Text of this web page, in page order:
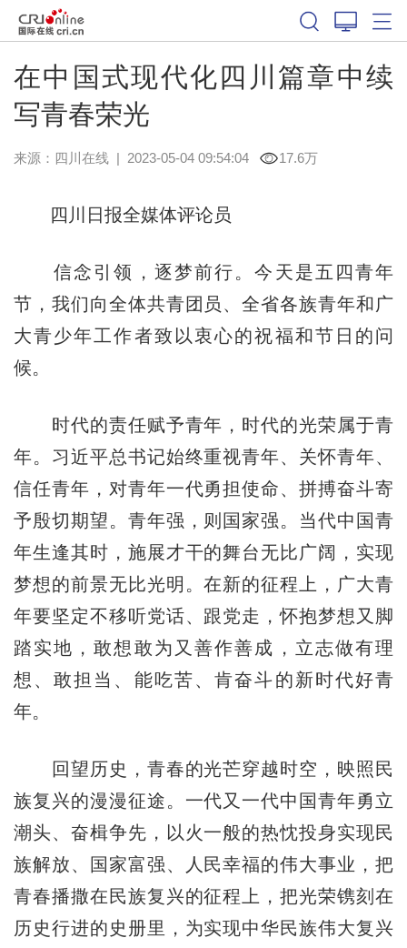
在中国式现代化四川篇章中续
写青春荣光
来源： 四川在线| 2023-05-04 09:54:04 17.6万
四川日报全媒体评论员
信念引领，逐梦前行。今天是五四青年
节，我们向全体共青团员、全省各族青年和广
大青少年工作者致以衷心的祝福和节日的问
候。
时代的责任赋予青年，时代的光荣属于青
年。习近平总书记始终重视青年、关怀青年、
信任青年，对青年一代勇担使命、拼搏奋斗寄
予殷切期望。青年强，则国家强。当代中国青
年生逢其时，施展才干的舞台无比广阔，实现
梦想的前景无比光明。在新的征程上，广大青
年要坚定不移听党话、跟党走，怀抱梦想又脚
踏实地，敢想敢为又善作善成，立志做有理
想、敢担当、能吃苦、肯奋斗的新时代好青
年。
回望历史，青春的光芒穿越时空，映照民
族复兴的漫漫征途。一代又一代中国青年勇立
潮头、奋楫争先，以火一般的热忱投身实现民
族解放、国家富强、人民幸福的伟大事业，把
青春播撒在民族复兴的征程上，把光荣镌刻在
历史行进的史册里，为实现中华民族伟大复兴